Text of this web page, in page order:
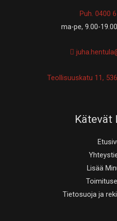
Puh. 0400
ma-pe, 9.00-
Teollisuuskatu 11,
Kätevät
Lisää
Tietosuoja ja